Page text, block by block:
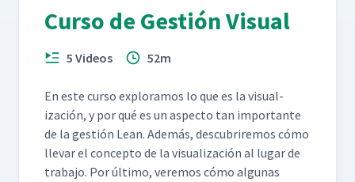
Curso de Gestión Visual
5 Videos 52m
En este cur­so explo­ramos lo que es la visu­al­
ización, y por qué es un aspec­to tan impor­tante
de la gestión Lean. Además, des­cubrire­mos cómo
lle­var el con­cep­to de la visu­al­ización al lugar de
tra­ba­jo. Por últi­mo, ver­e­mos cómo algu­nas